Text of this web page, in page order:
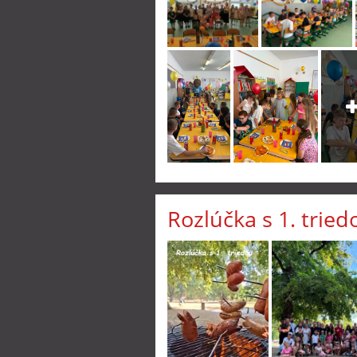
Rozlúčka s 1.